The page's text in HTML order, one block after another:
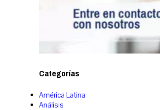
Categorías
América Latina
Análisis